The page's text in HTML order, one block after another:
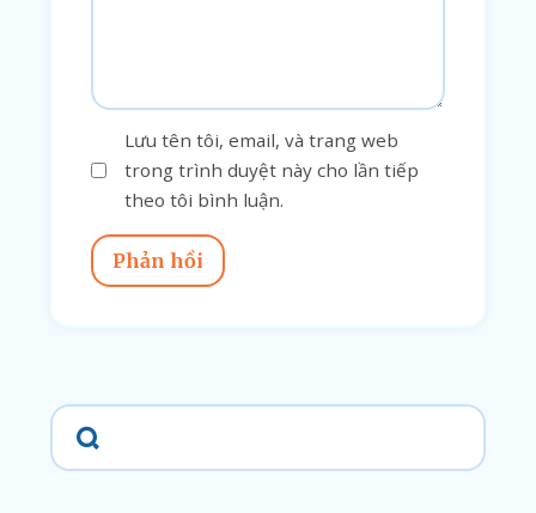
Lưu tên tôi, email, và trang web
trong trình duyệt này cho lần tiếp
theo tôi bình luận.
Phản hồi